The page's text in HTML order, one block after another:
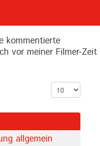
kommentierte
vor meiner Filmer-Zeit
Anzeige #
allgemein